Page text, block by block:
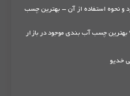
نحوه استفاده از آن – بهترین چسب
چسب آب بندی موجود در بازار